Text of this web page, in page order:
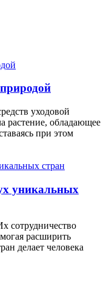
уходовой
растение, обладающее
при этом
уникальных
сотрудничество
расширить
делает человека